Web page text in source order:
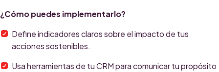
¿Cómo puedes implementarlo?
Define indicadores claros sobre el impacto de tus
acciones sostenibles.
Usa herramientas de tu CRM para comunicar tu propósito